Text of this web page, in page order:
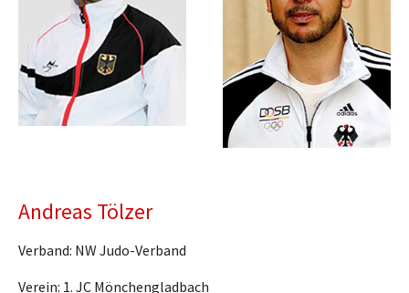
Andreas Tölzer
Verband: NW Judo-Verband
Verein: 1. JC Mönchengladbach